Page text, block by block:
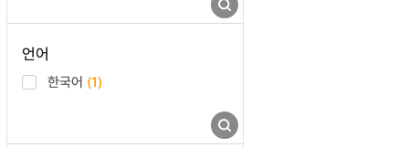
언어
한국어 (1)